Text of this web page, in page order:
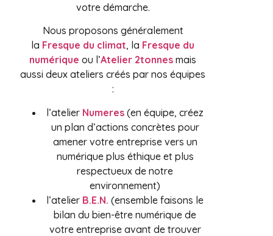
votre démarche.
Nous proposons généralement
la Fresque du climat, la Fresque du
numérique ou l’Atelier 2tonnes mais
aussi deux ateliers créés par nos équipes
:
l’atelier Numeres (en équipe, créez
un plan d’actions concrètes pour
amener votre entreprise vers un
numérique plus éthique et plus
respectueux de notre
environnement)
l’atelier B.E.N. (ensemble faisons le
bilan du bien-être numérique de
votre entreprise avant de trouver